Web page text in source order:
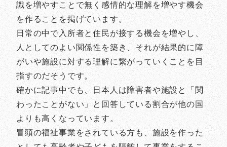
識を増やすことで無く感情的な理解を増やす機会
を作ることを掲げています。
日常の中で入所者と住民が接する機会を増やし、
人としてのよい関係性を築き、それが結果的に障
がいや施設に対する理解に繋がっていくことを目
指すのだそうです。
確かに記事中でも、日本人は障害者や施設と「関
わったことがない」と回答している割合が他の国
よりも高くなっています。
冒頭の福祉事業をされている方も、施設を作った